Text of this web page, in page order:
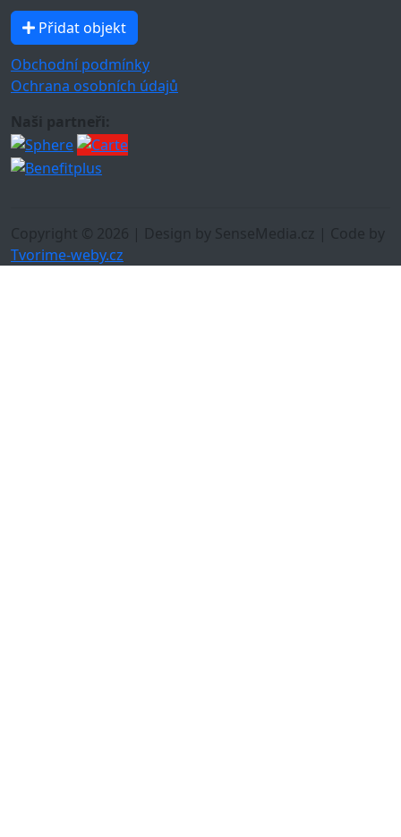
Přidat objekt
Obchodní podmínky
Ochrana osobních údajů
Naši partneři:
Copyright © 2026 | Design by SenseMedia.cz | Code by
Tvorime-weby.cz